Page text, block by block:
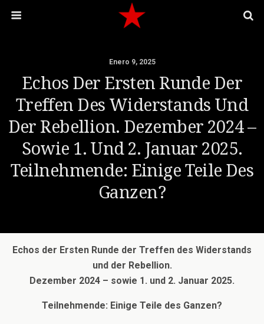
Enero 9, 2025
Echos Der Ersten Runde Der
Treffen Des Widerstands Und
Der Rebellion. Dezember 2024 –
Sowie 1. Und 2. Januar 2025.
Teilnehmende: Einige Teile Des
Ganzen?
Echos der Ersten Runde der Treffen des Widerstands
und der Rebellion.
Dezember 2024 – sowie 1. und 2. Januar 2025.
Teilnehmende: Einige Teile des Ganzen?